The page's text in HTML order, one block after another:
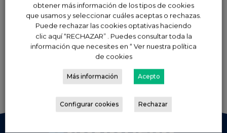
Add a Comment
You must belogged into post a
obtener más información de los tipos de cookies
que usamos y seleccionar cuáles aceptas o rechazas.
Puede rechazar las cookies optativas haciendo
clic aquí “RECHAZAR” . Puedes consultar toda la
información que necesites en “ Ver nuestra política
de cookies
Más información Acepto
Configurar cookies Rechazar